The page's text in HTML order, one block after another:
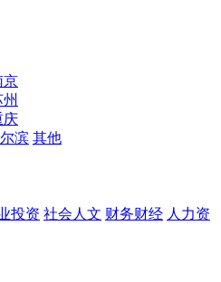
京
庆
滨 其他
投资 社会人文 财务财经 人力资